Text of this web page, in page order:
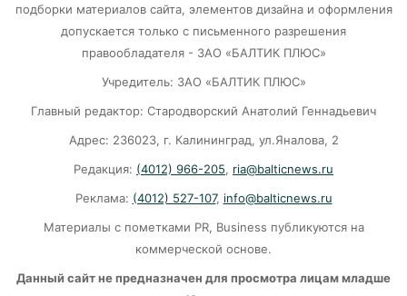
В Калининграде «КамАЗ» сбил скутериста
07-08-2026
Губернатор объяснил, откуда берутся пустые
колонки на заправках в Калининграде
06-08-2026
«Губернатор против ям»: Беспрозванных
требует перекроить график ремонта дорог
06-08-2026
подборки материалов сайта, элементов дизайна и оформления
допускается только с письменного разрешения
правообладателя - ЗАО «БАЛТИК ПЛЮС»
Учредитель: ЗАО «БАЛТИК ПЛЮС»
Главный редактор: Стародворский Анатолий Геннадьевич
Адрес: 236023, г. Калининград, ул.Яналова, 2
Редакция: (4012) 966-205, ria@balticnews.ru
Реклама: (4012) 527-107, info@balticnews.ru
Материалы с пометками PR, Business публикуются на
коммерческой основе.
Данный сайт не предназначен для просмотра лицам младше